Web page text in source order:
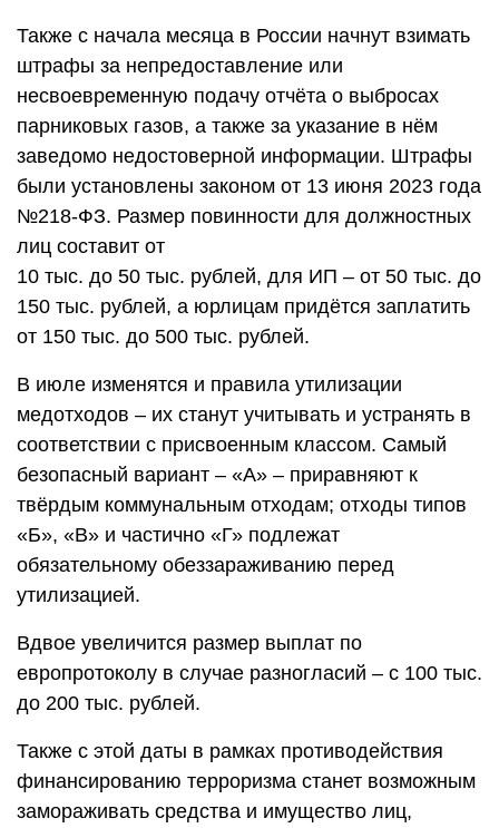
Также с начала месяца в России начнут взимать
штрафы за непредоставление или
несвоевременную подачу отчёта о выбросах
парниковых газов, а также за указание в нём
заведомо недостоверной информации. Штрафы
были установлены законом от 13 июня 2023 года
№218-ФЗ. Размер повинности для должностных
лиц составит от
10 тыс. до 50 тыс. рублей, для ИП – от 50 тыс. до
150 тыс. рублей, а юрлицам придётся заплатить
от 150 тыс. до 500 тыс. рублей.
В июле изменятся и правила утилизации
медотходов – их станут учитывать и устранять в
соответствии с присвоенным классом. Самый
безопасный вариант – «А» – приравняют к
твёрдым коммунальным отходам; отходы типов
«Б», «В» и частично «Г» подлежат
обязательному обеззараживанию перед
утилизацией.
Вдвое увеличится размер выплат по
европротоколу в случае разногласий – с 100 тыс.
до 200 тыс. рублей.
Также с этой даты в рамках противодействия
финансированию терроризма станет возможным
замораживать средства и имущество лиц,